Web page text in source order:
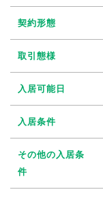
契約形態
取引態様
入居可能日
入居条件
その他の入居条
件